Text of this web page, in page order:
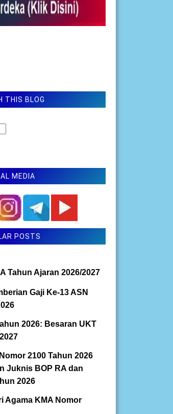
THIS BLOG
MEDIA
POSTS
Tahun Ajaran 2026/2027
Gaji Ke-13 ASN
2026: Besaran UKT
2100 Tahun 2026
Juknis BOP RA dan
2026
Agama KMA Nomor